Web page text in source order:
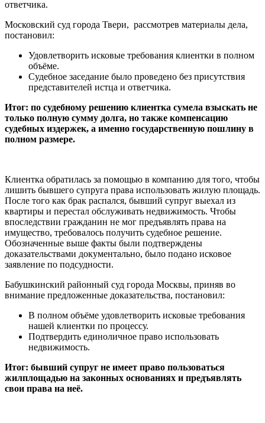
ответчика.
Московский суд города Твери, рассмотрев материалы дела,
постановил:
Удовлетворить исковые требования клиентки в полном
объёме.
Судебное заседание было проведено без присутствия
представителей истца и ответчика.
Итог: по судебному решению клиентка сумела взыскать не
только полную сумму долга, но также компенсацию
судебных издержек, а именно государственную пошлину в
полном размере.
Клиентка обратилась за помощью в компанию для того, чтобы
лишить бывшего супруга права использовать жилую площадь.
После того как брак распался, бывший супруг выехал из
квартиры и перестал обслуживать недвижимость. Чтобы
впоследствии гражданин не мог предъявлять права на
имущество, требовалось получить судебное решение.
Обозначенные выше факты были подтверждены
доказательствами документально, было подано исковое
заявление по подсудности.
Бабушкинский районный суд города Москвы, приняв во
внимание предложенные доказательства, постановил:
В полном объёме удовлетворить исковые требования
нашей клиентки по процессу.
Подтвердить единоличное право использовать
недвижимость.
Итог: бывший супруг не имеет право пользоваться
жилплощадью на законных основаниях и предъявлять
свои права на неё.